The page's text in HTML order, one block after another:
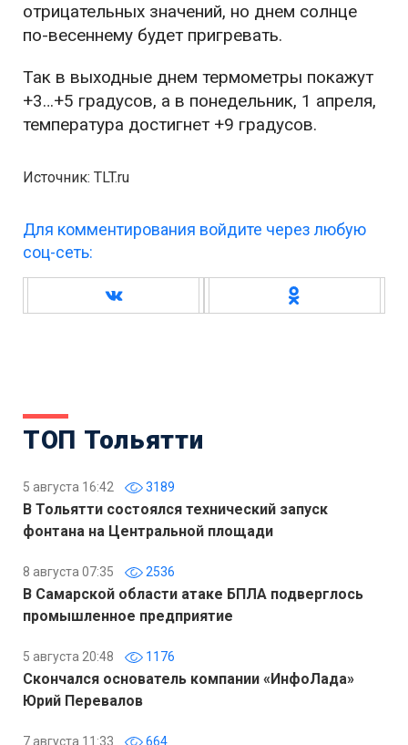
отрицательных значений, но днем солнце
по-весеннему будет пригревать.
Так в выходные днем термометры покажут
+3…+5 градусов, а в понедельник, 1 апреля,
температура достигнет +9 градусов.
Источник: TLT.ru
Для комментирования войдите через любую
соц-сеть:
ТОП Тольятти
5 августа 16:42 3189
В Тольятти состоялся технический запуск
фонтана на Центральной площади
8 августа 07:35 2536
В Самарской области атаке БПЛА подверглось
промышленное предприятие
5 августа 20:48 1176
Скончался основатель компании «ИнфоЛада»
Юрий Перевалов
7 августа 11:33 664